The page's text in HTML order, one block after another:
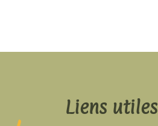
Liens utiles